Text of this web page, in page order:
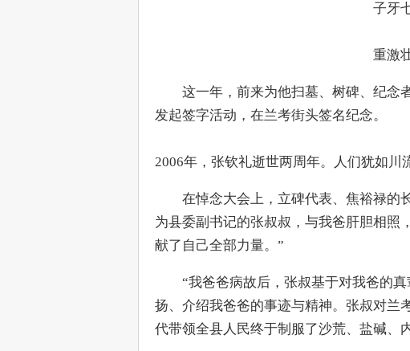
子牙
重激
这一年，前来为他扫墓、树碑、纪念
发起签字活动，在兰考街头签名纪念。
2006年，张钦礼逝世两周年。人们犹如川
在悼念大会上，立碑代表、焦裕禄的
为县委副书记的张叔叔，与我爸肝胆相照
献了自己全部力量。”
“我爸爸病故后，张叔基于对我爸的真
扬、介绍我爸爸的事迹与精神。张叔对兰
代带领全县人民终于制服了沙荒、盐碱、